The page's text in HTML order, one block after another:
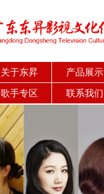
关于东昇 产品展示
歌手专区 联系我们